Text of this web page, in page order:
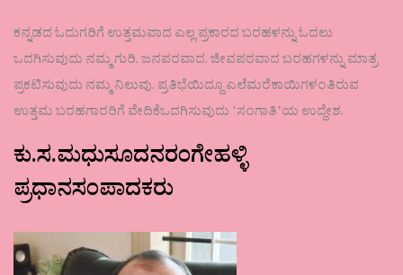
ಕನ್ನಡದ ಓದುಗರಿಗೆ ಉತ್ತಮವಾದ ಎಲ್ಲ ಪ್ರಕಾರದ ಬರಹಳನ್ನು ಓದಲು
ಒದಗಿಸುವುದು ನಮ್ಮ ಗುರಿ. ಜನಪರವಾದ, ಜೀವಪರವಾದ ಬರಹಗಳನ್ನು ಮಾತ್ರ
ಪ್ರಕಟಿಸುವುದು ನಮ್ಮ ನಿಲುವು. ಪ್ರತಿಭೆಯಿದ್ದೂ ಎಲೆಮರೆಕಾಯಿಗಳಂತಿರುವ
ಉತ್ತಮ ಬರಹಗಾರರಿಗೆ ವೇದಿಕೆಒದಗಿಸುವುದು ʼಸಂಗಾತಿʼಯ ಉದ್ದೇಶ.
ಕು.ಸ.ಮಧುಸೂದನರಂಗೇಹಳ್ಳಿ
ಪ್ರಧಾನಸಂಪಾದಕರು